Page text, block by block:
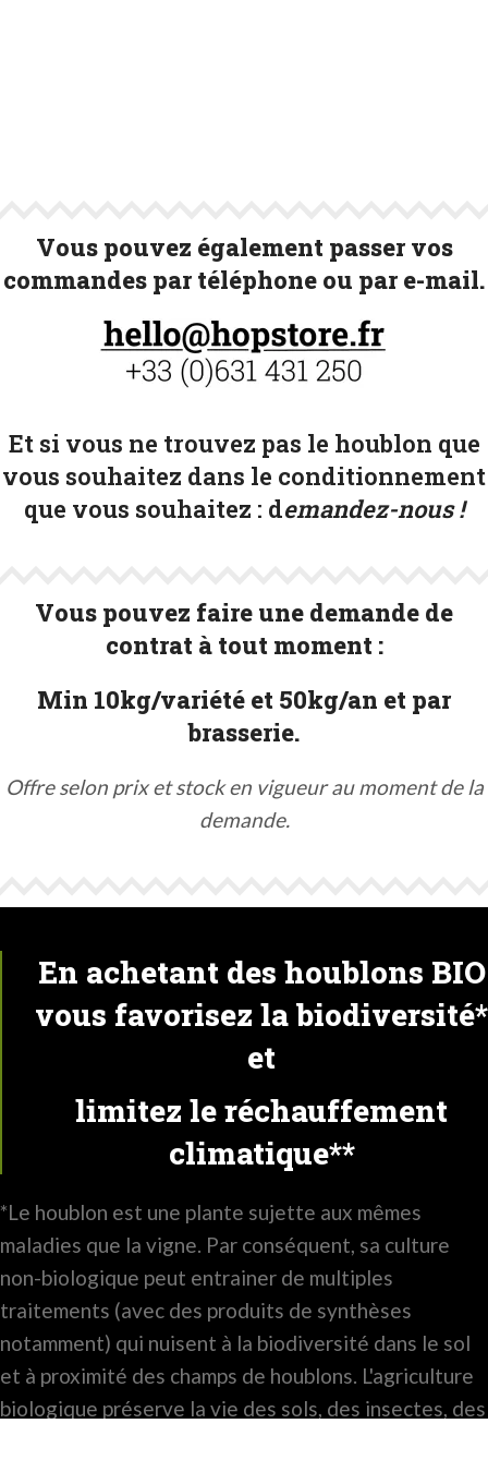
Vous pouvez également passer vos
commandes par téléphone ou par e-mail.
Et si vous ne trouvez pas le houblon que
vous souhaitez dans le conditionnement
que vous souhaitez : demandez-nous !
Vous pouvez faire une demande de
contrat à tout moment :
Min 10kg/variété et 50kg/an et par
brasserie.
Offre selon prix et stock en vigueur au moment de la
demande.
En achetant des houblons BIO
vous favorisez la biodiversité*
et
limitez le réchauffement
climatique**
*Le houblon est une plante sujette aux mêmes
maladies que la vigne. Par conséquent, sa culture
non-biologique peut entrainer de multiples
traitements (avec des produits de synthèses
notamment) qui nuisent à la biodiversité dans le sol
et à proximité des champs de houblons. L'agriculture
biologique préserve la vie des sols, des insectes, des